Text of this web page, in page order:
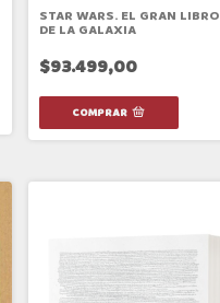
STAR WARS. EL GRAN LIBRO
DE LA GALAXIA
$93.499,00